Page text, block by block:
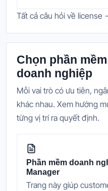
Tất cả câu hỏi về license
Chọn phần
doanh nghiệp
Mỗi vai trò có ưu tiên,
khác nhau. Xem hướng
từng vị trí ra quyết định.
Phần mềm doanh
Manager
Trang này giúp